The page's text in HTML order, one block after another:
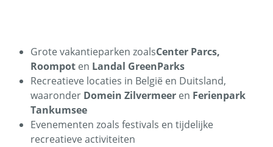
Grote vakantieparken zoalsCenter Parcs,
Roompot en Landal GreenParks
Recreatieve locaties in België en Duitsland,
waaronder Domein Zilvermeer en Ferienpark
Tankumsee
Evenementen zoals festivals en tijdelijke
recreatieve activiteiten